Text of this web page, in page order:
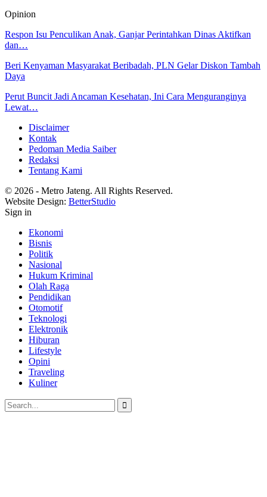
Opinion
Respon Isu Penculikan Anak, Ganjar Perintahkan Dinas Aktifkan
dan…
Beri Kenyaman Masyarakat Beribadah, PLN Gelar Diskon Tambah
Daya
Perut Buncit Jadi Ancaman Kesehatan, Ini Cara Menguranginya
Lewat…
Disclaimer
Kontak
Pedoman Media Saiber
Redaksi
Tentang Kami
© 2026 - Metro Jateng. All Rights Reserved.
Website Design: BetterStudio
Sign in
Ekonomi
Bisnis
Politik
Nasional
Hukum Kriminal
Olah Raga
Pendidikan
Otomotif
Teknologi
Elektronik
Hiburan
Lifestyle
Opini
Traveling
Kuliner